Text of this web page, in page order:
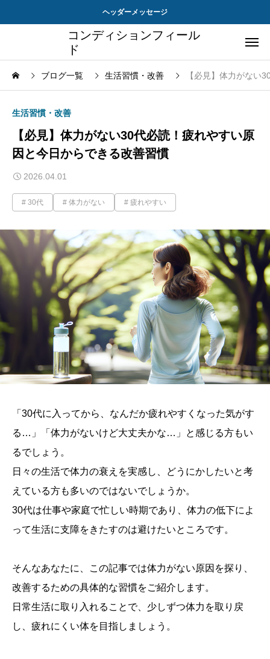
ヘッダーメッセージ
コンディションフィール
ド
ブログ一覧 生活習慣・改善 【必見】体力がない
生活習慣・改善
【必見】体力がない30代必読！疲れやすい原
因と今日からできる改善習慣
2026.04.01
30代 体力がない 疲れやすい
「30代に入ってから、なんだか疲れやすくなった気がす
る…」「体力がないけど大丈夫かな…」と感じる方もい
るでしょう。
日々の生活で体力の衰えを実感し、どうにかしたいと考
えている方も多いのではないでしょうか。
30代は仕事や家庭で忙しい時期であり、体力の低下によ
って生活に支障をきたすのは避けたいところです。
そんなあなたに、この記事では体力がない原因を探り、
改善するための具体的な習慣をご紹介します。
日常生活に取り入れることで、少しずつ体力を取り戻
し、疲れにくい体を目指しましょう。